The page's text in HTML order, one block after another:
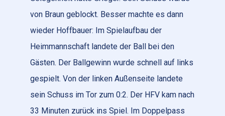
von Braun geblockt. Besser machte es dann
wieder Hoffbauer: Im Spielaufbau der
Heimmannschaft landete der Ball bei den
Gästen. Der Ballgewinn wurde schnell auf links
gespielt. Von der linken Außenseite landete
sein Schuss im Tor zum 0:2. Der HFV kam nach
33 Minuten zurück ins Spiel. Im Doppelpass